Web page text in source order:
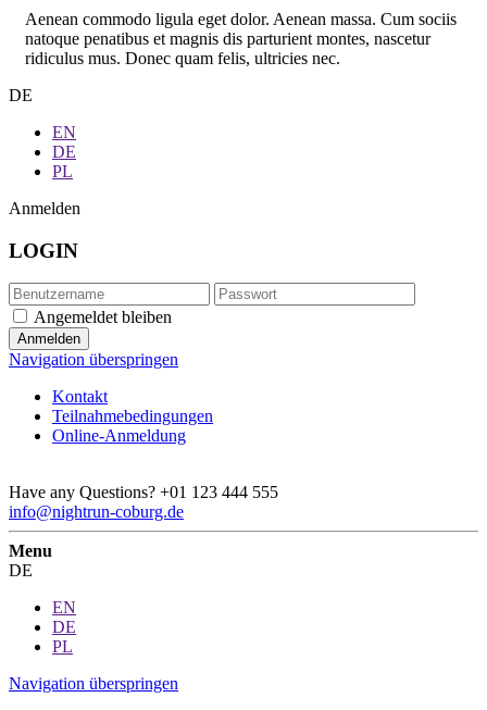
Aenean commodo ligula eget dolor. Aenean massa. Cum sociis
natoque penatibus et magnis dis parturient montes, nascetur
ridiculus mus. Donec quam felis, ultricies nec.
DE
EN
DE
PL
Anmelden
LOGIN
Angemeldet bleiben
Navigation überspringen
Kontakt
Teilnahmebedingungen
Online-Anmeldung
Have any Questions? +01 123 444 555
info@nightrun-coburg.de
Menu
DE
EN
DE
PL
Navigation überspringen